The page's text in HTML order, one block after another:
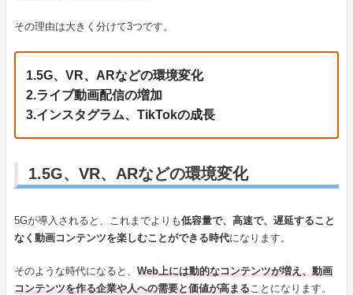
その理由は大きく分けて3つです。
1.5G、VR、ARなどの環境変化
2.ライブ動画配信の増加
3.インスタグラム、TikTokの成長
1.5G、VR、ARなどの環境変化
5Gが導入されると、これまでよりも低容量で、高速で、遅延すること
なく動画コンテンツを楽しむことができる時代になります。
そのような時代になると、 Web上には動的なコンテンツが増え、動画
コンテンツを作る企業や人への需要と価値が高まることになります。